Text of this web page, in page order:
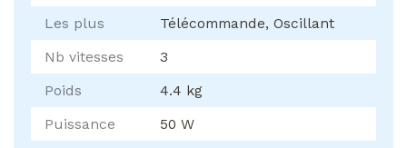
Les plus
Télécommande, Oscillant
Nb vitesses
3
Poids
4.4 kg
Puissance
50 W